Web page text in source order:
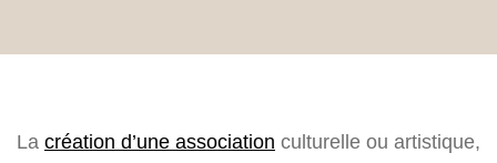
La création d’une association culturelle ou artistique,